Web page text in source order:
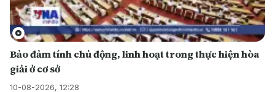
Bảo đảm tính chủ động, linh hoạt trong thực hiện hòa
giải ở cơ sở
10-08-2026, 12:28